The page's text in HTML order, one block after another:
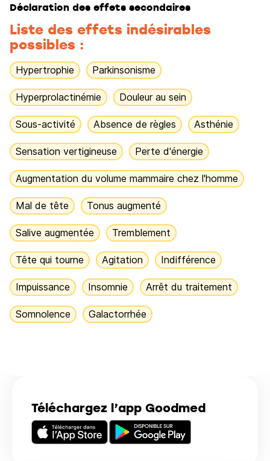
Téléchargez l’app Goodmed
Déclaration des effets secondaires
Liste des effets indésirables
possibles :
Hypertrophie Parkinsonisme
Hyperprolactinémie Douleur au sein
Sous-activité Absence de règles Asthénie
Sensation vertigineuse Perte d'énergie
Augmentation du volume mammaire chez l'homme
Mal de tête Tonus augmenté
Salive augmentée Tremblement
Tête qui tourne Agitation Indifférence
Impuissance Insomnie Arrêt du traitement
Somnolence Galactorrhée